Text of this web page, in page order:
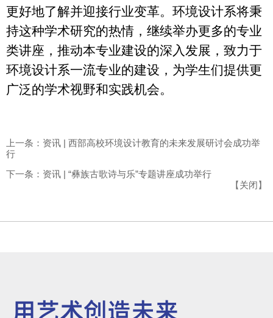
更好地了解并迎接行业变革。环境设计系将秉
持这种学术研究的热情，继续举办更多的专业
类讲座，推动本专业建设的深入发展，致力于
环境设计系一流专业的建设，为学生们提供更
广泛的学术视野和实践机会。
上一条：资讯 | 西部高校环境设计教育的未来发展研讨会成功举
行
下一条：资讯 | “彝族古歌诗与乐”专题讲座成功举行
【关闭】
用艺术创造未来